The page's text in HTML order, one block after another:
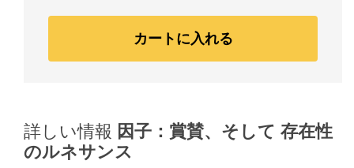
カートに入れる
詳しい情報 因子：賞賛、そして 存在性
のルネサンス